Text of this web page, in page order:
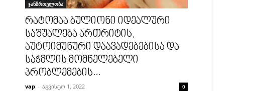
ჯანმრთელობა
რატომაა ბულიონი იდეალური
საშუალება ართრიტის,
აუტოიმუნური დაავადებებისა და
საჭმლის მომნელებელი
პრობლემების...
vap - აგვისტო 1, 2022 0